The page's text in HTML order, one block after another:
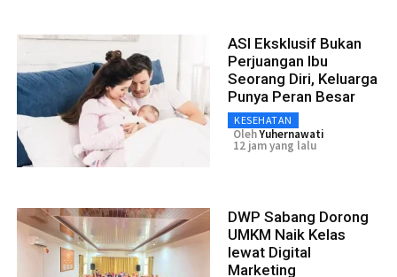
ASI Eksklusif Bukan
Perjuangan Ibu
Seorang Diri, Keluarga
Punya Peran Besar
KESEHATAN
OlehYuhernawati
12 jam yang lalu
DWP Sabang Dorong
UMKM Naik Kelas
lewat Digital
Marketing